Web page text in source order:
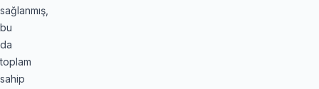
sağlanmış,
bu
da
toplam
sahip